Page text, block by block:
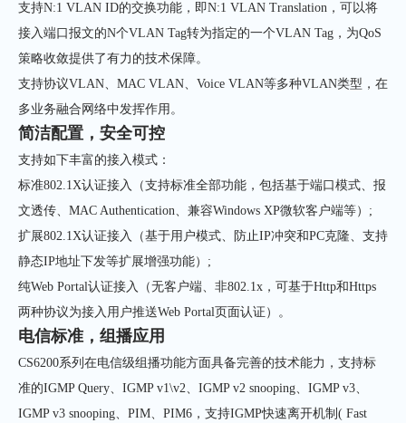
支持N:1 VLAN ID的交换功能，即N:1 VLAN Translation，可以将
接入端口报文的N个VLAN Tag转为指定的一个VLAN Tag，为QoS
策略收敛提供了有力的技术保障。
支持协议VLAN、MAC VLAN、Voice VLAN等多种VLAN类型，在
多业务融合网络中发挥作用。
简洁配置，安全可控
支持如下丰富的接入模式：
标准802.1X认证接入（支持标准全部功能，包括基于端口模式、报
文透传、MAC Authentication、兼容Windows XP微软客户端等）;
扩展802.1X认证接入（基于用户模式、防止IP冲突和PC克隆、支持
静态IP地址下发等扩展增强功能）;
纯Web Portal认证接入（无客户端、非802.1x，可基于Http和Https
两种协议为接入用户推送Web Portal页面认证）。
电信标准，组播应用
CS6200系列在电信级组播功能方面具备完善的技术能力，支持标
准的IGMP Query、IGMP v1\v2、IGMP v2 snooping、IGMP v3、
IGMP v3 snooping、PIM、PIM6，支持IGMP快速离开机制( Fast